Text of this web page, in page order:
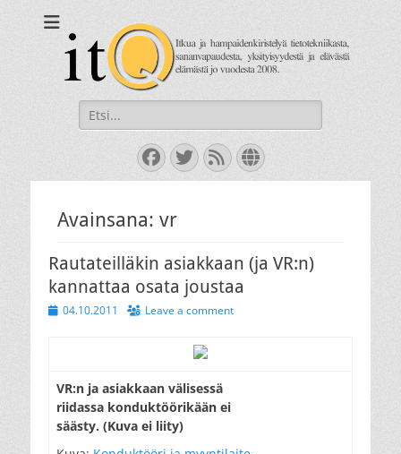
Itkua ja hammastenkiristelyä jo vuodesta 2008.
Search
for:
Facebook
Twitter
FeedWebsite
Avainsana: vr
Rautateilläkin asiakkaan (ja VR:n)
kannattaa osata joustaa
Posted
04.10.2011 Leave a comment
VR:n ja asiakkaan välisessä
riidassa konduktöörikään ei
säästy. (Kuva ei liity)